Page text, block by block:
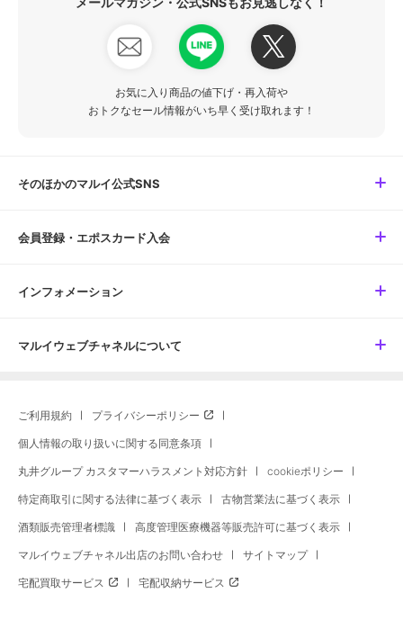
お気に入り商品の値下げ・再入荷や
おトクなセール情報がいち早く受け取れます！
そのほかのマルイ公式SNS
会員登録・エポスカード入会
インフォメーション
マルイウェブチャネルについて
ご利用規約 プライバシーポリシー
個人情報の取り扱いに関する同意条項
丸井グループ カスタマーハラスメント対応方針 cookieポリシー
特定商取引に関する法律に基づく表示 古物営業法に基づく表示
酒類販売管理者標識 高度管理医療機器等販売許可に基づく表示
マルイウェブチャネル出店のお問い合わせ サイトマップ
宅配買取サービス 宅配収納サービス